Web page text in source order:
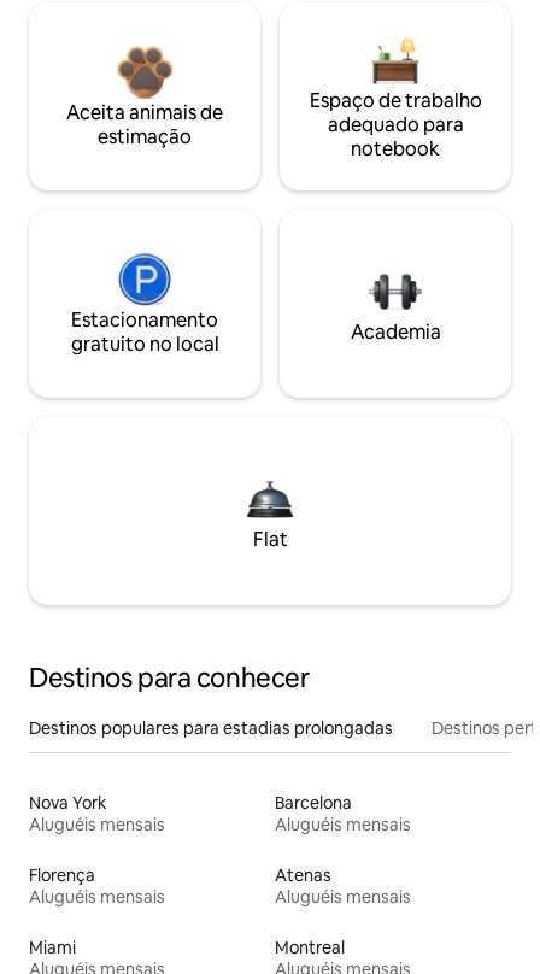
Aceita animais de
estimação
Espaço de trabalho
adequado para
notebook
Estacionamento
gratuito no local
Academia
Flat
Destinos para conhecer
Destinos populares para estadias prolongadas Destinos
Nova York
Aluguéis mensais
Barcelona
Aluguéis mensais
Florença
Aluguéis mensais
Atenas
Aluguéis mensais
Miami
Aluguéis mensais
Montreal
Aluguéis mensais